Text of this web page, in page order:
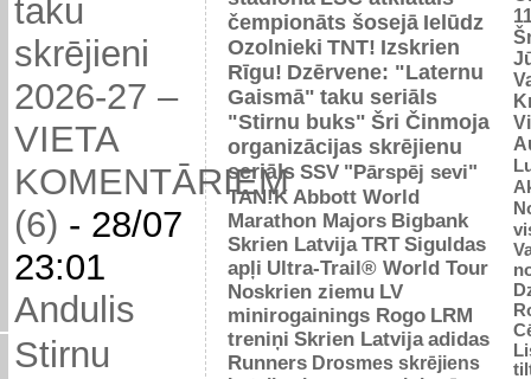
taku
skrējieni
2026-27 –
VIETA
KOMENTĀRIEM
(6) - 28/07
23:01
Andulis
Stirnu
čempionāts šosejā Ielūdz
Ozolnieki TNT! Izskrien
Rīgu! Dzērvene: "Laternu
Gaismā" taku seriāls
"Stirnu buks" Šri Činmoja
organizācijas skrējienu
seriāls SSV "Pārspēj sevi"
TAN!K Abbott World
Marathon Majors Bigbank
Skrien Latvija TRT Siguldas
apļi Ultra-Trail® World Tour
Noskrien ziemu LV
minirogainings Rogo LRM
treniņi Skrien Latvija adidas
Runners Drosmes skrējiens